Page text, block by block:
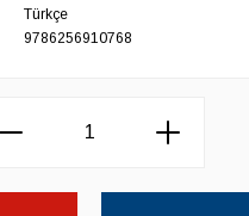
Türkçe
9786256910768